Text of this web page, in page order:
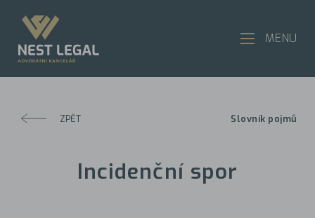
ZPĚT Slovník pojmů
Incidenční spor
MENU